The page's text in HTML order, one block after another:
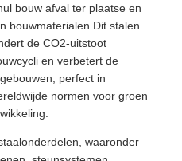
bouw afval ter plaatse en
bouwmaterialen.Dit stalen
de CO2-uitstoot
en verbetert de
perfect in
normen voor groen
waaronder